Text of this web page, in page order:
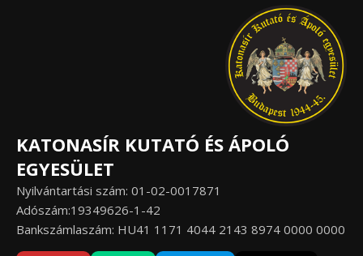
KATONASÍR KUTATÓ ÉS ÁPOLÓ
EGYESÜLET
Nyilvántartási szám: 01-02-0017871
Adószám:19349626-1-42
Bankszámlaszám: HU41 1171 4044 2143 8974 0000 0000